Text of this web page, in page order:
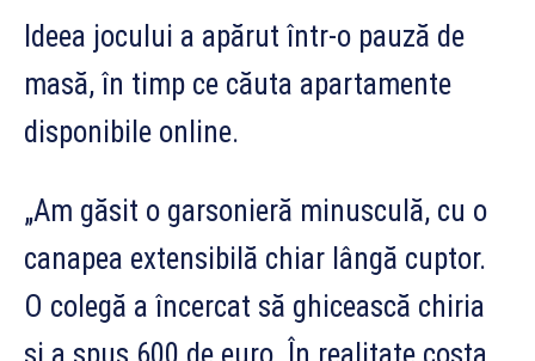
Ideea jocului a apărut într-o pauză de
masă, în timp ce căuta apartamente
disponibile online.
„Am găsit o garsonieră minusculă, cu o
canapea extensibilă chiar lângă cuptor.
O colegă a încercat să ghicească chiria
și a spus 600 de euro. În realitate costa